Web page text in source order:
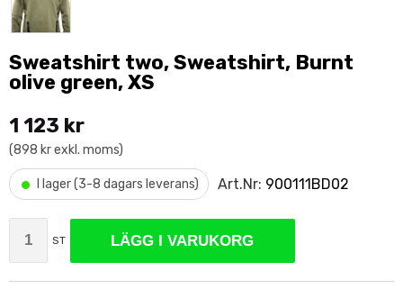
Sweatshirt two, Sweatshirt, Burnt
olive green, XS
1 123 kr
(898 kr exkl. moms)
• I lager (3-8 dagars leverans) Art.Nr: 900111BD02
ST LÄGG I VARUKORG